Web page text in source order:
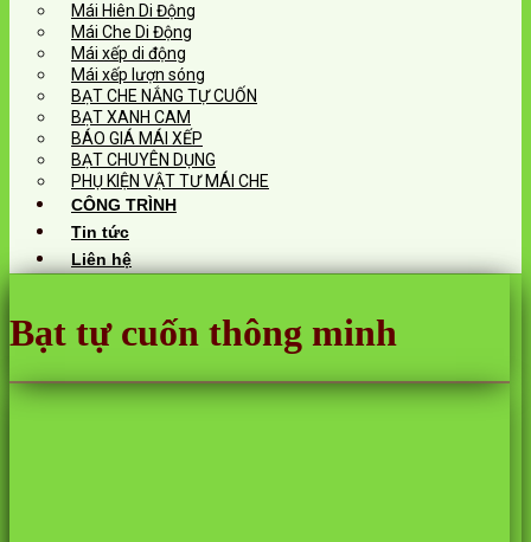
Mái Hiên Di Động
Mái Che Di Động
Mái xếp di động
Mái xếp lượn sóng
BẠT CHE NẮNG TỰ CUỐN
BẠT XANH CAM
BÁO GIÁ MÁI XẾP
BẠT CHUYÊN DỤNG
PHỤ KIỆN VẬT TƯ MÁI CHE
CÔNG TRÌNH
Tin tức
Liên hệ
Bạt tự cuốn thông minh